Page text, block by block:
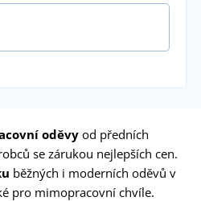
oděvy od předních
se zárukou nejlepších cen.
běžných i moderních oděvů v
pro mimopracovní chvíle.